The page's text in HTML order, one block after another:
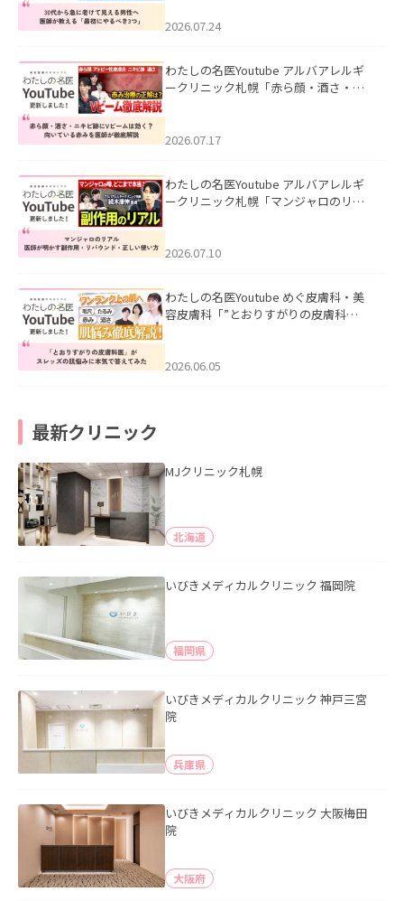
た。
2026.07.24
わたしの名医Youtube アルバアレルギ
ークリニック札幌「赤ら顔・酒さ・ニ
した。
2026.07.17
わたしの名医Youtube アルバアレルギ
ークリニック札幌「マンジャロのリア
た。
2026.07.10
わたしの名医Youtube めぐ皮膚科・美
容皮膚科「”とおりすがりの皮膚科
2026.06.05
最新クリニック
MJクリニック札幌
北海道
いびきメディカルクリニック 福岡院
福岡県
いびきメディカルクリニック 神戸三宮
院
兵庫県
いびきメディカルクリニック 大阪梅田
院
大阪府